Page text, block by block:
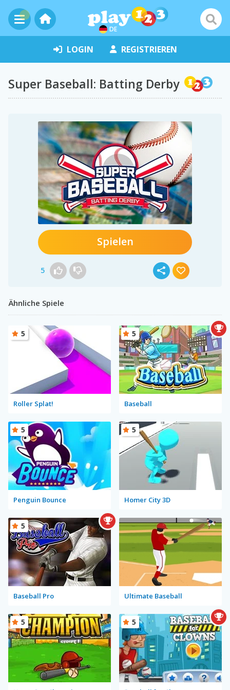
DE
LOGIN REGISTRIEREN
Super Baseball: Batting Derby
Spielen
5
Ähnliche Spiele
Roller Splat!
5
Baseball
5
Penguin Bounce
5
Homer City 3D
5
Baseball Pro
5
Ultimate Baseball
5 5